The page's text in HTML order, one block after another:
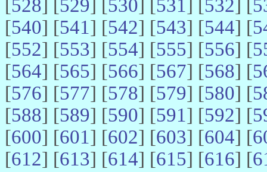
[528] [529] [530] [531] [532] [
[540] [541] [542] [543] [544] [
[552] [553] [554] [555] [556] [
[564] [565] [566] [567] [568] [
[576] [577] [578] [579] [580] [
[588] [589] [590] [591] [592] [
[600] [601] [602] [603] [604] [
[612] [613] [614] [615] [616] [